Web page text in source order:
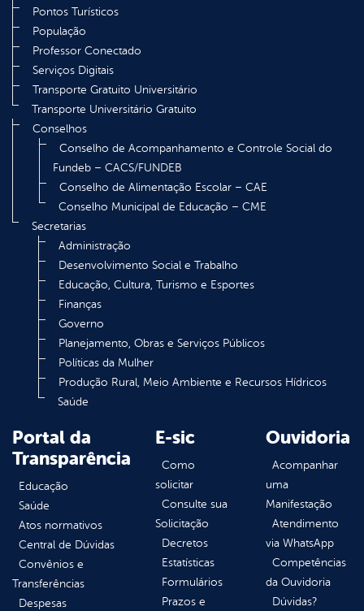
Pontos Turísticos
População
Professor Conectado
Serviços Digitais
Transporte Gratuito Universitário
Transporte Universitário Gratuito
Conselhos
Conselho de Acompanhamento e Controle Social do
Fundeb – CACS/FUNDEB
Conselho de Alimentação Escolar – CAE
Conselho Municipal de Educação – CME
Secretarias
Administração
Desenvolvimento Social e Trabalho
Educação, Cultura, Turismo e Esportes
Finanças
Governo
Planejamento, Obras e Serviços Públicos
Políticas da Mulher
Produção Rural, Meio Ambiente e Recursos Hídricos
Saúde
Portal da
Transparência
Educação
Saúde
Atos normativos
Central de Dúvidas
Convênios e
Transferências
Despesas
E-sic
Como
solicitar
Consulte sua
Solicitação
Decretos
Estatísticas
Formulários
Prazos e
Ouvidoria
Acompanhar
uma
Manifestação
Atendimento
via WhatsApp
Competências
da Ouvidoria
Dúvidas?